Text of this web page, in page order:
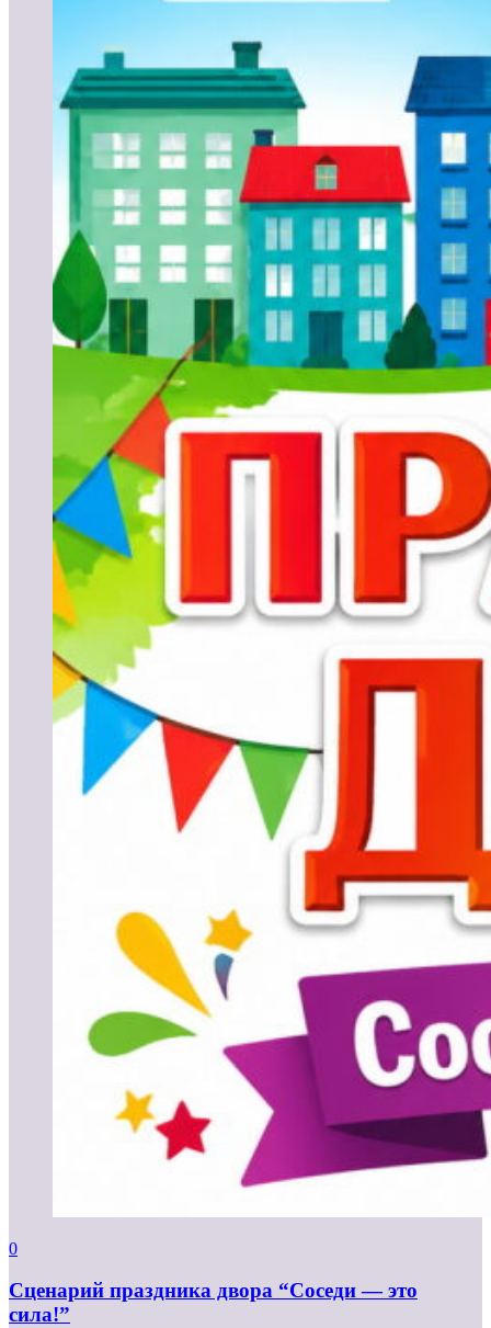
0
Сценарий праздника двора “Соседи — это
сила!”